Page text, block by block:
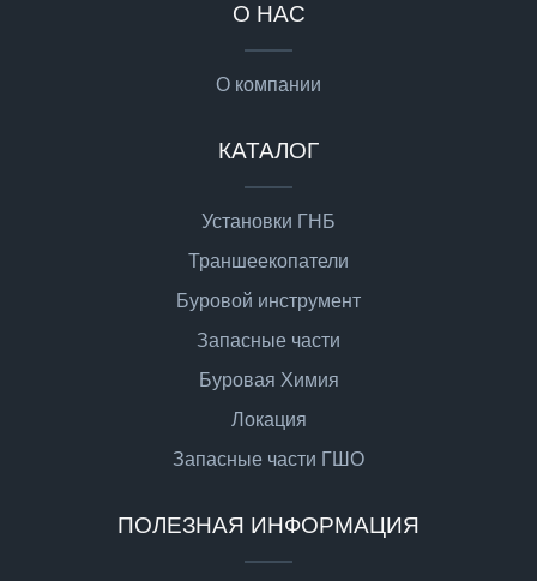
О НАС
О компании
КАТАЛОГ
Установки ГНБ
Траншеекопатели
Буровой инструмент
Запасные части
Буровая Химия
Локация
Запасные части ГШО
ПОЛЕЗНАЯ ИНФОРМАЦИЯ